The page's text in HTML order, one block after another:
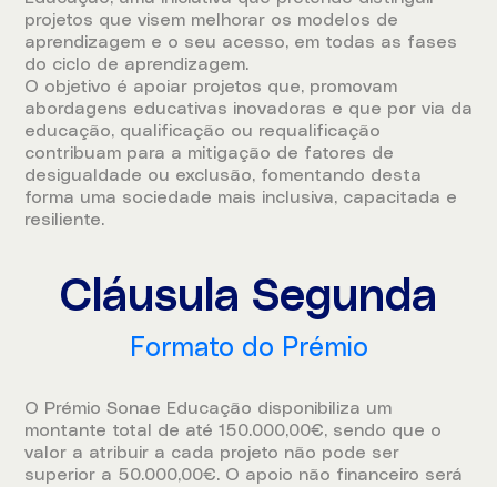
projetos que visem melhorar os modelos de
aprendizagem e o seu acesso, em todas as fases
do ciclo de aprendizagem.
O objetivo é apoiar projetos que, promovam
abordagens educativas inovadoras e que por via da
educação, qualificação ou requalificação
contribuam para a mitigação de fatores de
desigualdade ou exclusão, fomentando desta
forma uma sociedade mais inclusiva, capacitada e
resiliente.
Cláusula Segunda
Formato do Prémio
O Prémio Sonae Educação disponibiliza um
montante total de até 150.000,00€, sendo que o
valor a atribuir a cada projeto não pode ser
superior a 50.000,00€. O apoio não financeiro será